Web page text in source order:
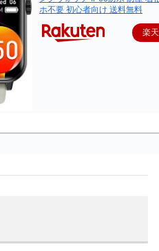
ホ不要 初心者向け 送料無料
楽